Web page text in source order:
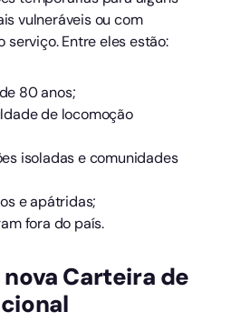
vulneráveis ou com
Entre eles estão:
80 anos;
de locomoção
isoladas e comunidades
e apátridas;
fora do país.
Carteira de